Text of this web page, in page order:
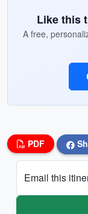
Like this
A free,
PDF
Email this